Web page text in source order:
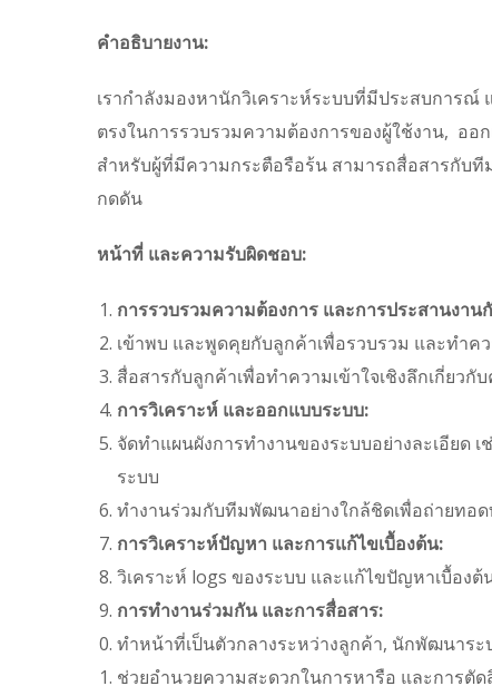
คำอธิบายงาน:
เรากำลังมองหานักวิเคราะห์ระบบที่มีประสบการ
ตรงในการรวบรวมความต้องการของผู้ใช้งาน, อ
สำหรับผู้ที่มีความกระตือรือร้น สามารถสื่อสารกับที
กดดัน
หน้าที่ และความรับผิดชอบ:
การรวบรวมความต้องการ และการประสานงาน
เข้าพบ และพูดคุยกับลูกค้าเพื่อรวบรวม และทำค
สื่อสารกับลูกค้าเพื่อทำความเข้าใจเชิงลึกเกี่ยว
การวิเคราะห์ และออกแบบระบบ:
จัดทำแผนผังการทำงานของระบบอย่างละเอียด
ระบบ
ทำงานร่วมกับทีมพัฒนาอย่างใกล้ชิดเพื่อถ่ายทอ
การวิเคราะห์ปัญหา และการแก้ไขเบื้องต้น:
วิเคราะห์ logs ของระบบ และแก้ไขปัญหาเบื้อ
การทำงานร่วมกัน และการสื่อสาร:
ทำหน้าที่เป็นตัวกลางระหว่างลูกค้า, นักพัฒนาระ
ช่วยอำนวยความสะดวกในการหารือ และการตั